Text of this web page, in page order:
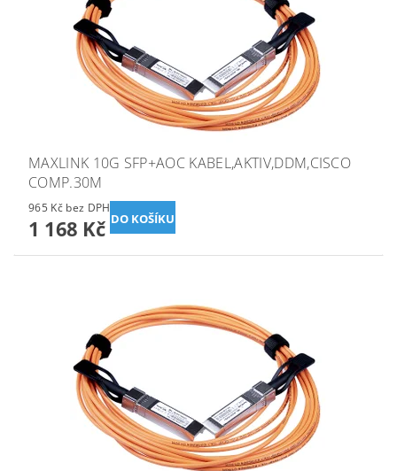
MAXLINK 10G SFP+AOC KABEL,AKTIV,DDM,CISCO
COMP.30M
965 Kč bez DPH
1 168 Kč